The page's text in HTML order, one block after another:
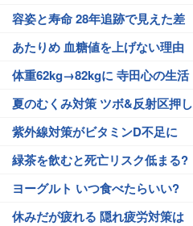
容姿と寿命 28年追跡で見えた差
あたりめ 血糖値を上げない理由
体重62kg→82kgに 寺田心の生活
夏のむくみ対策 ツボ&反射区押し
紫外線対策がビタミンD不足に
緑茶を飲むと死亡リスク低まる?
ヨーグルト いつ食べたらいい?
休みだが疲れる 隠れ疲労対策は